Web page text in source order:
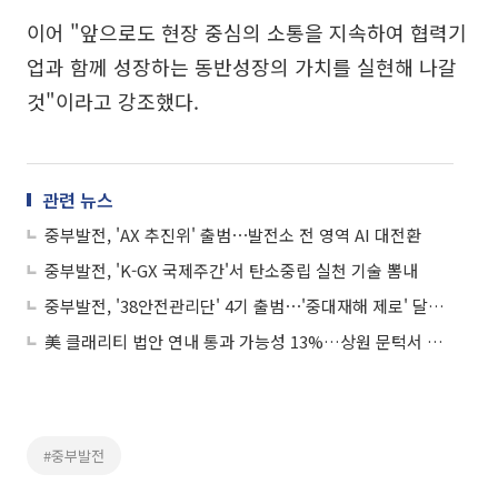
이어 "앞으로도 현장 중심의 소통을 지속하여 협력기
업과 함께 성장하는 동반성장의 가치를 실현해 나갈
것"이라고 강조했다.
관련 뉴스
중부발전, 'AX 추진위' 출범⋯발전소 전 영역 AI 대전환
중부발전, 'K-GX 국제주간'서 탄소중립 실천 기술 뽐내
중부발전, '38안전관리단' 4기 출범⋯'중대재해 제로' 달성 앞장
美 클래리티 법안 연내 통과 가능성 13%…상원 문턱서 제동
#중부발전